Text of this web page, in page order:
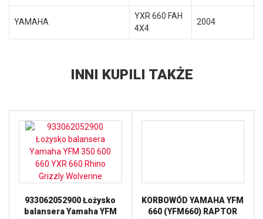
YAMAHA
YXR 660 FAH
4X4
2004
INNI KUPILI TAKŻE
933062052900 Łożysko
balansera Yamaha YFM
KORBOWÓD YAMAHA YFM
660 (YFM660) RAPTOR